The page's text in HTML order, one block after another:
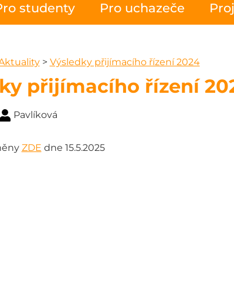
studenty Pro uchazeče
> Výsledky přijímacího řízení 2024
přijímacího řízení
Pavlíková
ZDE dne 15.5.2025